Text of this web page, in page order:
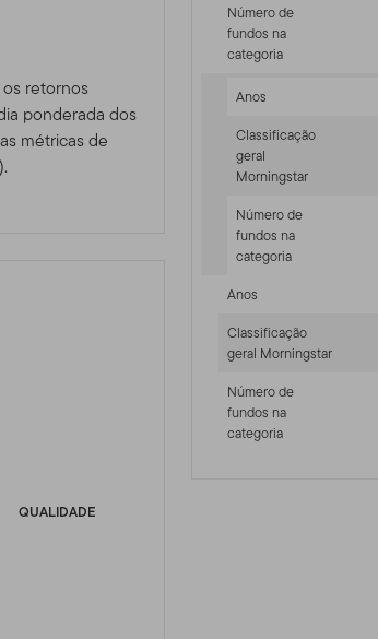
retornos
ponderada dos
métricas de
QUALIDADE
Número de
fundos na
categoria
Anos
Classificação
geral
Morningstar
Número de
fundos na
categoria
Anos
Classificação
geral Morningstar
Número de
fundos na
categoria